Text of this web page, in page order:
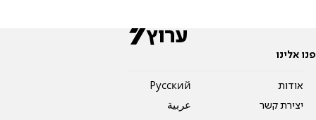
פנו אלינו
אודות
יצירת קשר
Pусский
عربية